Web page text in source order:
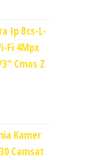
Ip Bcs-L-
Fi 4Mpx
Cmos Z
Kamer
Camsat